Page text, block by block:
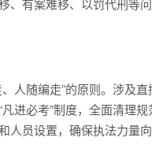
、有案难移、以罚代刑等
人随编走”的原则。涉及
进必考”制度，全面清理
员设置，确保执法力量向